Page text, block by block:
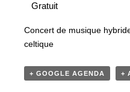
Gratuit
Concert de musique
celtique
+ GOOGLE AGENDA +